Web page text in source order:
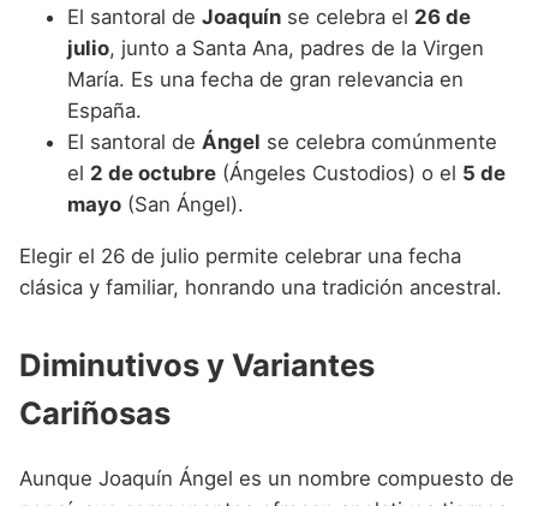
El santoral de Joaquín se celebra el 26 de
julio, junto a Santa Ana, padres de la Virgen
María. Es una fecha de gran relevancia en
España.
El santoral de Ángel se celebra comúnmente
el 2 de octubre (Ángeles Custodios) o el 5 de
mayo (San Ángel).
Elegir el 26 de julio permite celebrar una fecha
clásica y familiar, honrando una tradición ancestral.
Diminutivos y Variantes
Cariñosas
Aunque Joaquín Ángel es un nombre compuesto de